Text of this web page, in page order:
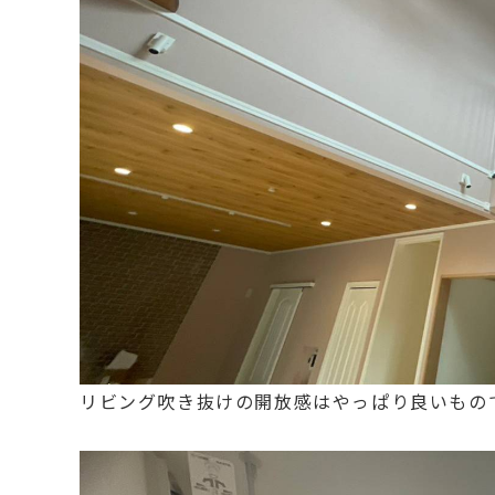
リビング吹き抜けの開放感はやっぱり良いもの